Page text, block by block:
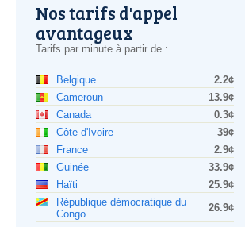
Nos tarifs d'appel
avantageux
Tarifs par minute à partir de :
Belgique
2.2¢
Cameroun
13.9¢
Canada
0.3¢
Côte d'Ivoire
39¢
France
2.9¢
Guinée
33.9¢
Haïti
25.9¢
République démocratique du
Congo
26.9¢